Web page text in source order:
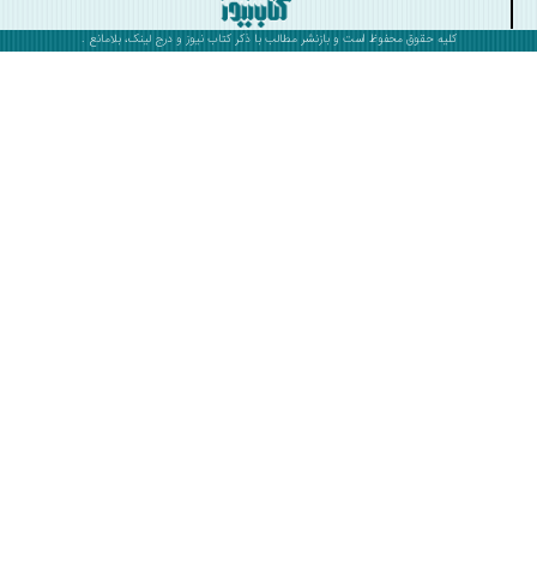
کلیه حقوق محفوظ است و بازنشر مطالب با ذکرکتاب نیوزو درج لینک، بلامانع .